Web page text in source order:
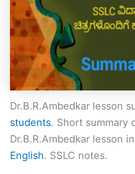
Dr.B.R.Ambedkar lesson
students. Short summary
Dr.B.R.Ambedkar lesson
English. SSLC notes.